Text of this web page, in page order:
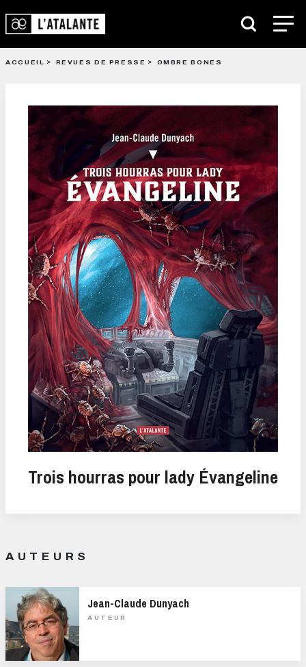
ACCUEIL REVUES DE PRESSE OMBRE BONES
Trois hourras pour lady Évangeline
AUTEURS
Jean-Claude Dunyach
AUTEUR